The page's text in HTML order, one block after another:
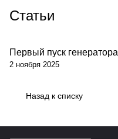
Статьи
Обсуживание
Первый пуск генератора
2 ноября 2025
Назад к списку